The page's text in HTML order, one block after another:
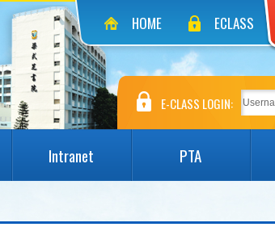
HOME ECLASS
E-CLASS LOGIN:
Intranet PTA